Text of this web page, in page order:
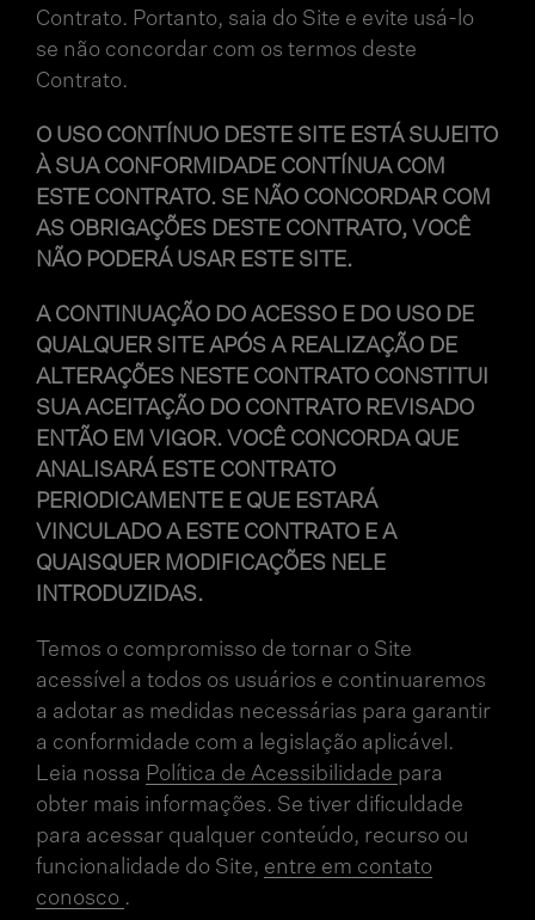
Contrato. Portanto, saia do Site e evite usá-lo
se não concordar com os termos deste
Contrato.
O USO CONTÍNUO DESTE SITE ESTÁ SUJEITO
À SUA CONFORMIDADE CONTÍNUA COM
ESTE CONTRATO. SE NÃO CONCORDAR COM
AS OBRIGAÇÕES DESTE CONTRATO, VOCÊ
NÃO PODERÁ USAR ESTE SITE.
A CONTINUAÇÃO DO ACESSO E DO USO DE
QUALQUER SITE APÓS A REALIZAÇÃO DE
ALTERAÇÕES NESTE CONTRATO CONSTITUI
SUA ACEITAÇÃO DO CONTRATO REVISADO
ENTÃO EM VIGOR. VOCÊ CONCORDA QUE
ANALISARÁ ESTE CONTRATO
PERIODICAMENTE E QUE ESTARÁ
VINCULADO A ESTE CONTRATO E A
QUAISQUER MODIFICAÇÕES NELE
INTRODUZIDAS.
Temos o compromisso de tornar o Site
acessível a todos os usuários e continuaremos
a adotar as medidas necessárias para garantir
a conformidade com a legislação aplicável.
Leia nossa Política de Acessibilidade para
obter mais informações. Se tiver dificuldade
para acessar qualquer conteúdo, recurso ou
funcionalidade do Site, entre em contato
conosco .